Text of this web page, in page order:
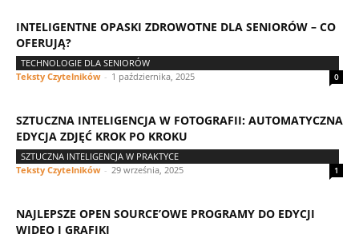
INTELIGENTNE OPASKI ZDROWOTNE DLA SENIORÓW – CO
OFERUJĄ?
TECHNOLOGIE DLA SENIORÓW
Teksty Czytelników - 1 października, 2025 0
SZTUCZNA INTELIGENCJA W FOTOGRAFII: AUTOMATYCZNA
EDYCJA ZDJĘĆ KROK PO KROKU
SZTUCZNA INTELIGENCJA W PRAKTYCE
Teksty Czytelników - 29 września, 2025 1
NAJLEPSZE OPEN SOURCE’OWE PROGRAMY DO EDYCJI
WIDEO I GRAFIKI